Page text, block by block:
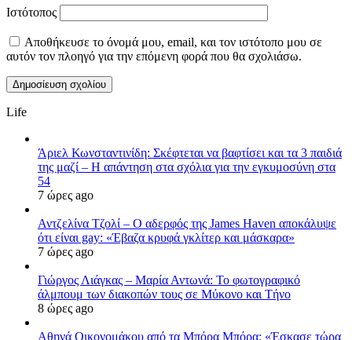
Ιστότοπος
Αποθήκευσε το όνομά μου, email, και τον ιστότοπο μου σε
αυτόν τον πλοηγό για την επόμενη φορά που θα σχολιάσω.
Life
Άριελ Κωνσταντινίδη: Σκέφτεται να βαφτίσει και τα 3 παιδιά
της μαζί – Η απάντηση στα σχόλια για την εγκυμοσύνη στα
54
7 ώρες ago
Αντζελίνα Τζολί – Ο αδερφός της James Haven αποκάλυψε
ότι είναι gay: «Έβαζα κρυφά γκλίτερ και μάσκαρα»
7 ώρες ago
Γιώργος Λιάγκας – Μαρία Αντωνά: Το φωτογραφικό
άλμπουμ των διακοπών τους σε Μύκονο και Τήνο
8 ώρες ago
Αθηνά Οικονομάκου από τα Μπόρα Μπόρα: «Έσκασε τώρα